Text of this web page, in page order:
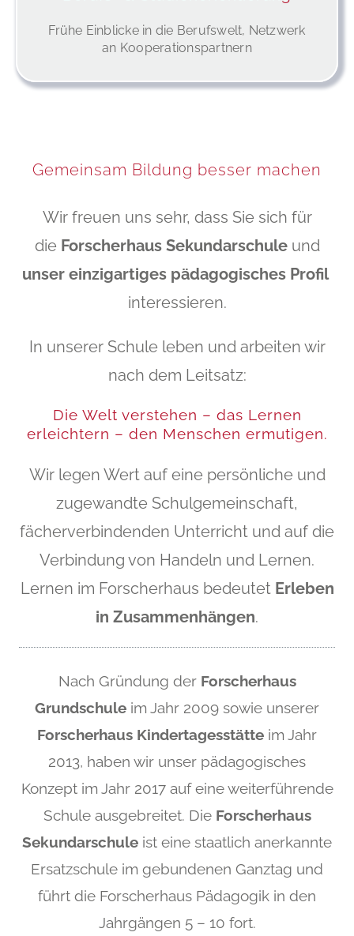
Frühe Einblicke in die Berufswelt, Netzwerk
an Kooperationspartnern
Gemeinsam Bildung besser machen
Wir freuen uns sehr, dass Sie sich für
die Forscherhaus Sekundarschule und
unser einzigartiges pädagogisches Profil
interessieren.
In unserer Schule leben und arbeiten wir
nach dem Leitsatz:
Die Welt verstehen – das Lernen
erleichtern – den Menschen ermutigen.
Wir legen Wert auf eine persönliche und
zugewandte Schulgemeinschaft,
fächerverbindenden Unterricht und auf die
Verbindung von Handeln und Lernen.
Lernen im Forscherhaus bedeutet Erleben
in Zusammenhängen.
Nach Gründung der Forscherhaus
Grundschule im Jahr 2009 sowie unserer
Forscherhaus Kindertagesstätte im Jahr
2013, haben wir unser pädagogisches
Konzept im Jahr 2017 auf eine weiterführende
Schule ausgebreitet. Die Forscherhaus
Sekundarschule ist eine staatlich anerkannte
Ersatzschule im gebundenen Ganztag und
führt die Forscherhaus Pädagogik in den
Jahrgängen 5 – 10 fort.